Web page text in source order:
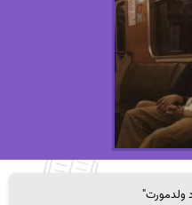
ولدمورت"